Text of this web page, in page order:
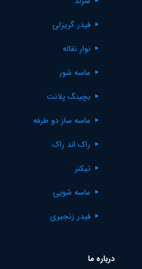
فیدر گریزلی
نوار نقاله
ماسه شور
بچینگ پلانت
ماسه ساز دو طرفه
راک اند راک
تیکنر
ماسه شویی
فیدر زنجیری
درباره ما